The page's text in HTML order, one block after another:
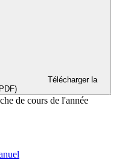
de cours de l'année